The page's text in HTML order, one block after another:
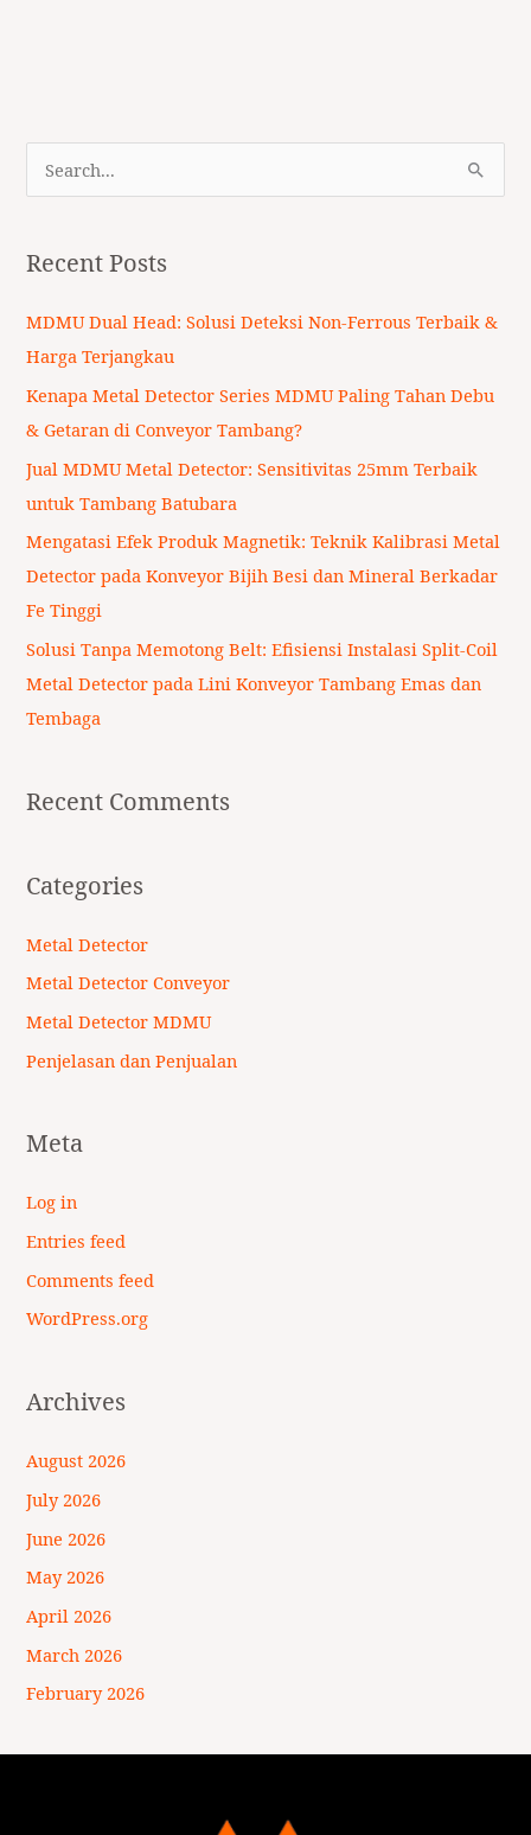
r
c
h
:
Recent Posts
MDMU Dual Head: Solusi Deteksi Non-Ferrous Terbaik &
Harga Terjangkau
Kenapa Metal Detector Series MDMU Paling Tahan Debu
& Getaran di Conveyor Tambang?
Jual MDMU Metal Detector: Sensitivitas 25mm Terbaik
untuk Tambang Batubara
Mengatasi Efek Produk Magnetik: Teknik Kalibrasi Metal
Detector pada Konveyor Bijih Besi dan Mineral Berkadar
Fe Tinggi
Solusi Tanpa Memotong Belt: Efisiensi Instalasi Split-Coil
Metal Detector pada Lini Konveyor Tambang Emas dan
Tembaga
Recent Comments
Categories
Metal Detector
Metal Detector Conveyor
Metal Detector MDMU
Penjelasan dan Penjualan
Meta
Log in
Entries feed
Comments feed
WordPress.org
Archives
August 2026
July 2026
June 2026
May 2026
April 2026
March 2026
February 2026